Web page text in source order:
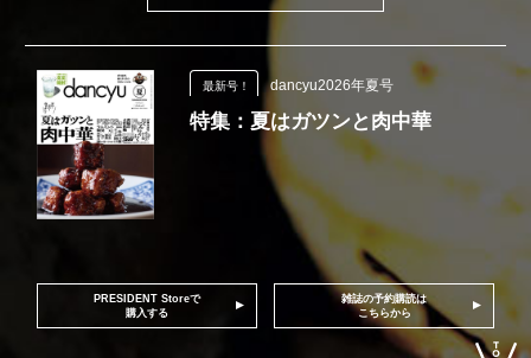
最新号！ dancyu2026年夏号
特集：夏はガツンと肉中華
PRESIDENT Storeで
購入する
雑誌の予約購読は
こちらから